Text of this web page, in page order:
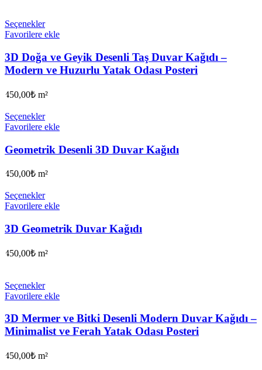
Seçenekler
Favorilere ekle
3D Doğa ve Geyik Desenli Taş Duvar Kağıdı –
Modern ve Huzurlu Yatak Odası Posteri
450,00₺ m²
Seçenekler
Favorilere ekle
Geometrik Desenli 3D Duvar Kağıdı
450,00₺ m²
Seçenekler
Favorilere ekle
3D Geometrik Duvar Kağıdı
450,00₺ m²
Seçenekler
Favorilere ekle
3D Mermer ve Bitki Desenli Modern Duvar Kağıdı –
Minimalist ve Ferah Yatak Odası Posteri
450,00₺ m²